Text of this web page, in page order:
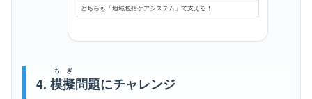
どちらも「地域包括ケアシステム」で支える！
4. 模擬
もぎ
問題にチャレンジ